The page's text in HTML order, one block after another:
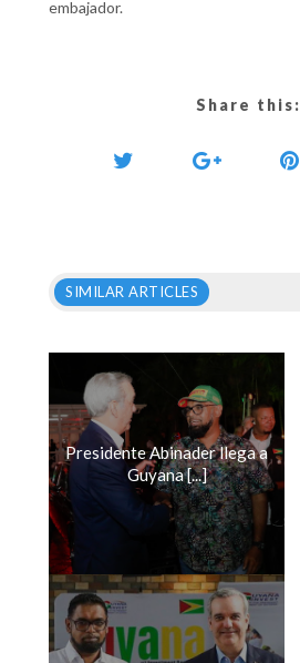
embajador.
Share this:
SIMILAR ARTICLES
Presidente Abinader llega a
Guyana [...]